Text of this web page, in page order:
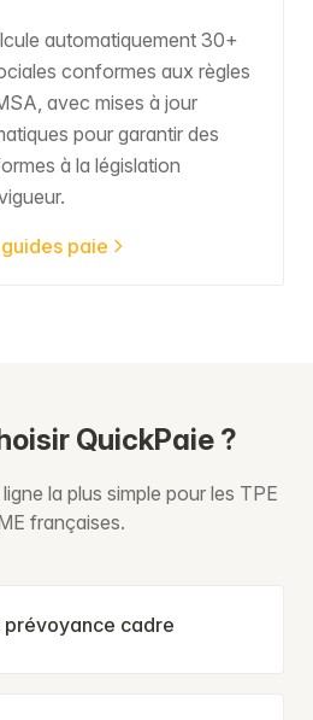
automatiquement 30+
conformes aux règles
avec mises à jour
pour garantir des
à la législation
paie
QuickPaie ?
la plus simple pour les TPE
françaises.
cadre